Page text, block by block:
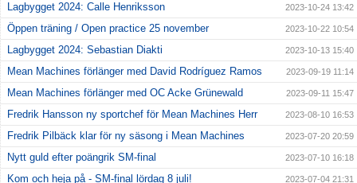
Lagbygget 2024: Calle Henriksson 2023-10-24 13:42
Öppen träning / Open practice 25 november 2023-10-22 10:54
Lagbygget 2024: Sebastian Diakti 2023-10-13 15:40
Mean Machines förlänger med David Rodríguez Ramos 2023-09-19 11:14
Mean Machines förlänger med OC Acke Grünewald 2023-09-11 15:47
Fredrik Hansson ny sportchef för Mean Machines Herr 2023-08-10 16:53
Fredrik Pilbäck klar för ny säsong i Mean Machines 2023-07-20 20:59
Nytt guld efter poängrik SM-final 2023-07-10 16:18
Kom och heja på - SM-final lördag 8 juli! 2023-07-04 21:31